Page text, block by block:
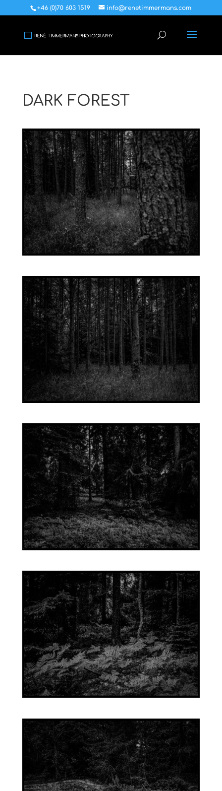
+46 (0)70 603 1519 info@renetimmermans.com
DARK FOREST